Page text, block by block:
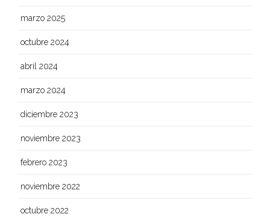
marzo 2025
octubre 2024
abril 2024
marzo 2024
diciembre 2023
noviembre 2023
febrero 2023
noviembre 2022
octubre 2022